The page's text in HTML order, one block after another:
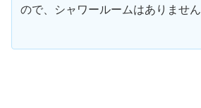
ので、シャワールームはありません